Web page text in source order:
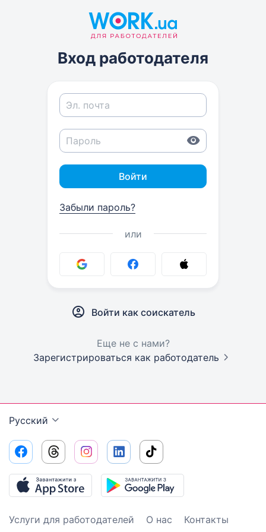
Вход работодателя
Войти
Забыли пароль?
или
Войти как соискатель
Еще не с нами?
Зарегистрироваться как работодатель
Русский
Услуги для работодателей О нас
Контакты